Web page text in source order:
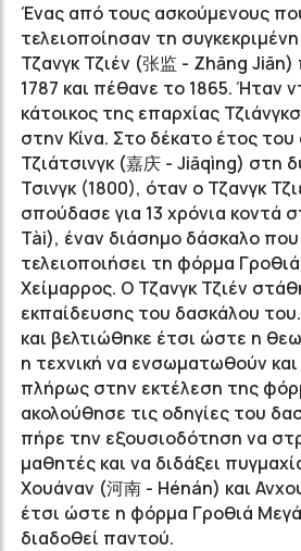
Ένας από τους ασκούμενους
τελειοποίησαν τη
Τζανγκ Τζιέν (张监 - Zhāng
1787 και πέθανε το 1865. Ήταν
κάτοικος της επαρχίας
στην Κίνα. Στο δέκατο έτος
Τζιάτσινγκ (嘉庆 - Jiāqìng) στη
Τσινγκ (1800), όταν ο Τζανγκ
σπούδασε για 13 χρόνια κοντά
Tài), έναν διάσημο δάσκαλο που
τελειοποιήσει τη φόρμα
Χείμαρρος. Ο Τζανγκ Τζιέν
εκπαίδευσης του δασκάλου
και βελτιώθηκε έτσι ώστε η
η τεχνική να ενσωματωθούν
πλήρως στην εκτέλεση της
ακολούθησε τις οδηγίες του
πήρε την εξουσιοδότηση να
μαθητές και να διδάξει
Χουάναν (河南 - Hénán) και
έτσι ώστε η φόρμα Γροθιά
διαδοθεί παντού.